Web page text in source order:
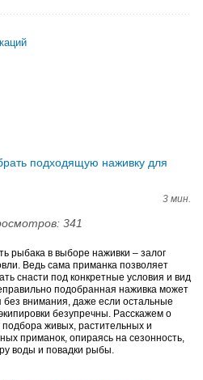
подходящую наживку для
3 мин.
341
рыбака в выборе наживки – залог
Ведь сама приманка позволяет
снасти под конкретные условия и вид
подобранная наживка может
без внимания, даже если остальные
безупречны. Расскажем о
живых, растительных и
приманок, опираясь на сезонность,
воды и повадки рыбы.